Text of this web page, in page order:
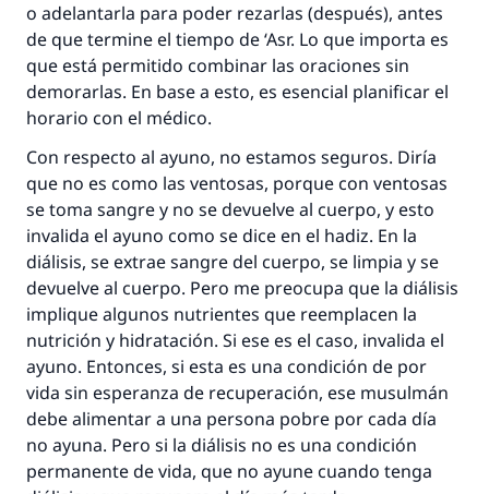
o adelantarla para poder rezarlas (después), antes
de que termine el tiempo de ‘Asr. Lo que importa es
que está permitido combinar las oraciones sin
demorarlas. En base a esto, es esencial planificar el
horario con el médico.
Con respecto al ayuno, no estamos seguros. Diría
que no es como las ventosas, porque con ventosas
se toma sangre y no se devuelve al cuerpo, y esto
invalida el ayuno como se dice en el hadiz. En la
diálisis, se extrae sangre del cuerpo, se limpia y se
devuelve al cuerpo. Pero me preocupa que la diálisis
implique algunos nutrientes que reemplacen la
nutrición y hidratación. Si ese es el caso, invalida el
ayuno. Entonces, si esta es una condición de por
vida sin esperanza de recuperación, ese musulmán
debe alimentar a una persona pobre por cada día
no ayuna. Pero si la diálisis no es una condición
permanente de vida, que no ayune cuando tenga
Contribuir